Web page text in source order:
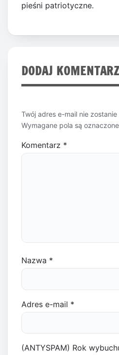
pieśni patriotyczne.
DODAJ KOMENTARZ
Twój adres e-mail nie
Wymagane pola są oznaczone
Komentarz *
Nazwa *
Adres e-mail *
(ANTYSPAM) Rok